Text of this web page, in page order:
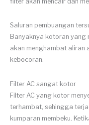
Saluran pembuangan
Banyaknya kotoran yang
akan menghambat aliran
kebocoran.
Filter AC sangat kotor
Filter AC yang kotor
terhambat, sehingga
kumparan membeku.